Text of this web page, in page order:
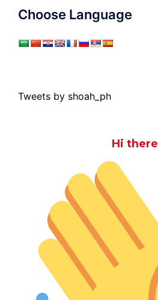
Choose Language
Tweets by shoah_ph
Hi there